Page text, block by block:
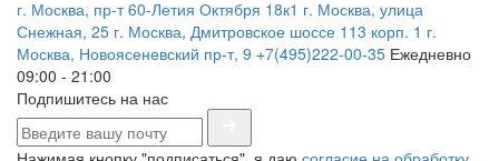
г. Москва, пр-т 60-Летия Октября 18к1 г. Москва, улица
Снежная, 25 г. Москва, Дмитровское шоссе 113 корп. 1 г.
Москва, Новоясеневский пр-т, 9 +7(495)222-00-35 Ежедневно
09:00 - 21:00
Подпишитесь на нас